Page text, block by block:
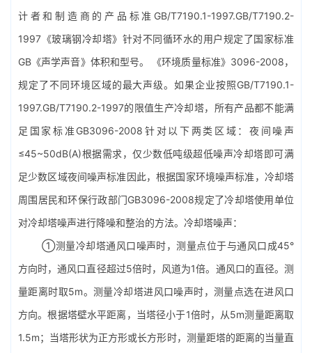
计者和制造商的产品标准GB/T7190.1-1997.GB/T7190.2-
1997《玻璃钢冷却塔》针对不同循环水的用户规定了国家标准
GB《声学声音》体积和型号。 《环境质量标准》3096-2008，
规定了不同环境区域的最大声级。如果企业按照GB/T7190.1-
1997.GB/T7190.2-1997的限值生产冷却塔，所有产品都不能满
足国家标准GB3096-2008针对以下两类区域：夜间噪声
≤45~50dB(A)根据需求，仅少数低吨级超低噪声冷却塔即可满
足少数区域夜间噪声标准因此，根据国家环境噪声标准，冷却塔
周围居民和环保行政部门GB3096-2008规定了冷却塔使用单位
对冷却塔噪声进行降噪和整治的方法。冷却塔噪声：
①测量冷却塔通风口噪声时，测量点位于与通风口成45°
方向时，通风口直径超过5倍时，风道为1倍。通风口的直径。测
量距离时取5m。测量冷却塔进风口噪声时，测量点选在进风口
方向。根据塔壁水平距离，当塔径小于1倍时，从5m测量距离取
1.5m；当塔形状为正方形或长方形时，测量距塔的距离的当量直